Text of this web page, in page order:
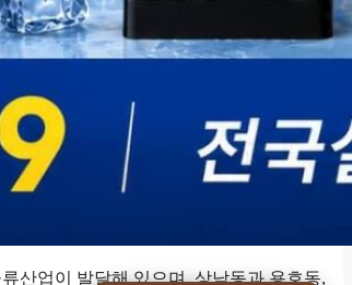
산업이 발달해 있으며, 상남동과 용호동,